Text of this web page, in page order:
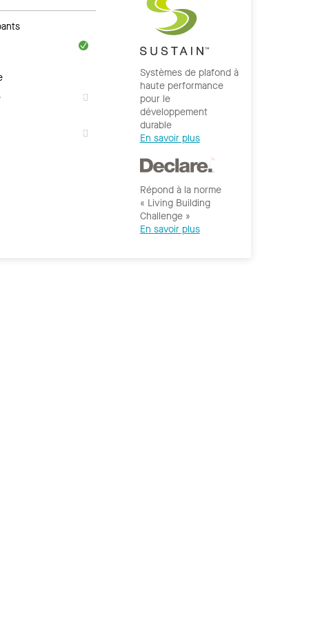
Systèmes de plafond à
haute performance
pour le
développement
durable
En savoir plus
Répond à la norme
« Living Building
Challenge »
En savoir plus